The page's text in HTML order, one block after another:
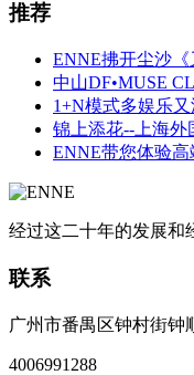
推荐
ENNE拂开尘沙《
中山DF•MUSE
1+N模式多娱乐
锦上添花--上海外
ENNE带您体验高
经过这二十年的发展和
联系
广州市番禺区钟村街钟
4006991288